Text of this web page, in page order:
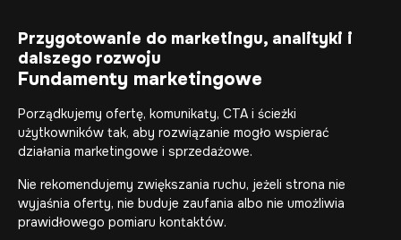
Przygotowanie do marketingu, analityki i
dalszego rozwoju
Fundamenty marketingowe
Porządkujemy ofertę, komunikaty, CTA i ścieżki
użytkowników tak, aby rozwiązanie mogło wspierać
działania marketingowe i sprzedażowe.
Nie rekomendujemy zwiększania ruchu, jeżeli strona nie
wyjaśnia oferty, nie buduje zaufania albo nie umożliwia
prawidłowego pomiaru kontaktów.